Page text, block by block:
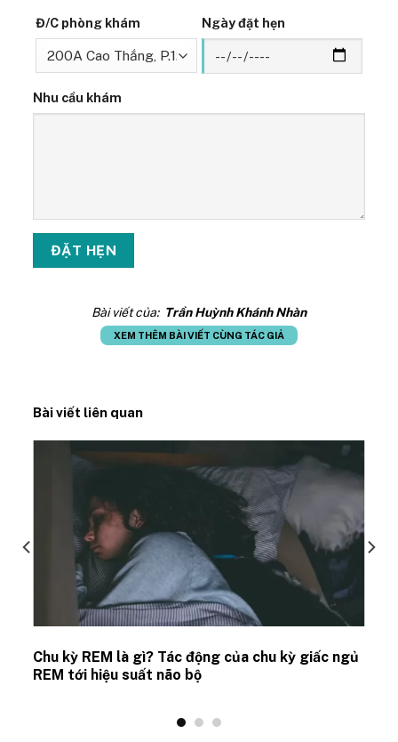
Đ/C phòng khám Ngày đặt hẹn
Nhu cầu khám
Bài viết của: Trần Huỳnh Khánh Nhàn
XEM THÊM BÀI VIẾT CÙNG TÁC GIẢ
Bài viết liên quan
Chu kỳ REM là gì? Tác động của chu kỳ giấc ngủ
REM tới hiệu suất não bộ